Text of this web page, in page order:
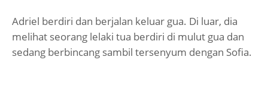
Adriel berdiri dan berjalan keluar gua. Di luar, dia
melihat seorang lelaki tua berdiri di mulut gua dan
sedang berbincang sambil tersenyum dengan Sofia.